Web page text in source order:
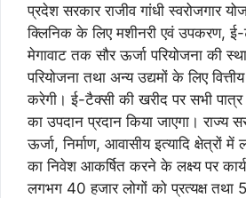
प्रदेश सरकार राजीव गांधी स्वरोजगार
क्लिनिक के लिए मशीनरी एवं उपकरण,
मेगावाट तक सौर ऊर्जा परियोजना की
परियोजना तथा अन्य उद्यमों के लिए
करेगी। ई-टैक्सी की खरीद पर सभी पात्र
का उपदान प्रदान किया जाएगा। राज्य
ऊर्जा, निर्माण, आवासीय इत्यादि क्षेत्रों
का निवेश आकर्षित करने के लक्ष्य पर
लगभग 40 हजार लोगों को प्रत्यक्ष तथा